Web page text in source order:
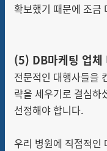
확보했기 때문에 조금
(5) DB마케팅 업체
전문적인 대행사들을
략을 세우기로 결심하
선정해야 합니다.
우리 병원에 직접적인